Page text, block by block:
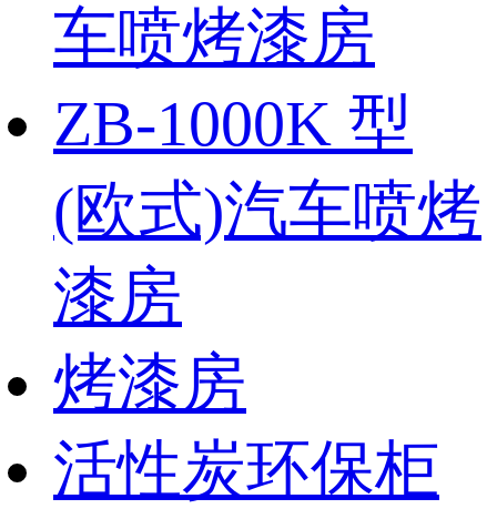
车喷烤漆房
ZB-1000K 型
(欧式)汽车喷烤
漆房
烤漆房
活性炭环保柜